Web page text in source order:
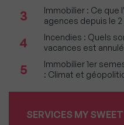
3
Immobilier : Ce que
agences depuis le
4
Incendies : Quels
vacances est
5
Immobilier 1er
: Climat et
SERVICES MY